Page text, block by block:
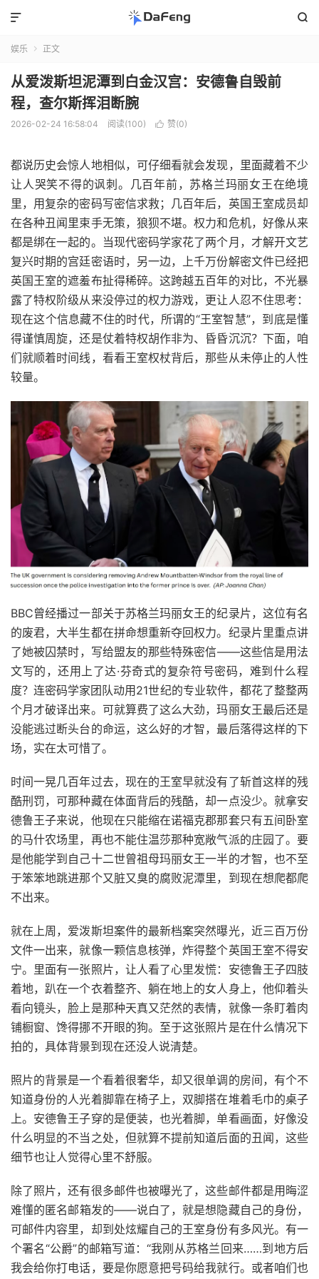


娱乐  正文
从爱泼斯坦泥潭到白金汉宫：安德鲁自毁前
程，查尔斯挥泪断腕
2026-02-24 16:58:04 阅读(100)  赞(0)
都说历史会惊人地相似，可仔细看就会发现，里面藏着不少
让人哭笑不得的讽刺。几百年前，苏格兰玛丽女王在绝境
里，用复杂的密码写密信求救；几百年后，英国王室成员却
在各种丑闻里束手无策，狼狈不堪。权力和危机，好像从来
都是绑在一起的。当现代密码学家花了两个月，才解开文艺
复兴时期的宫廷密语时，另一边，上千万份解密文件已经把
英国王室的遮羞布扯得稀碎。这跨越五百年的对比，不光暴
露了特权阶级从来没停过的权力游戏，更让人忍不住思考：
现在这个信息藏不住的时代，所谓的“王室智慧”，到底是懂
得谨慎周旋，还是仗着特权胡作非为、昏昏沉沉？下面，咱
们就顺着时间线，看看王室权杖背后，那些从未停止的人性
较量。
BBC曾经播过一部关于苏格兰玛丽女王的纪录片，这位有名
的废君，大半生都在拼命想重新夺回权力。纪录片里重点讲
了她被囚禁时，写给盟友的那些特殊密信——这些信是用法
文写的，还用上了达·芬奇式的复杂符号密码，难到什么程
度？连密码学家团队动用21世纪的专业软件，都花了整整两
个月才破译出来。可就算费了这么大劲，玛丽女王最后还是
没能逃过断头台的命运，这么好的才智，最后落得这样的下
场，实在太可惜了。
时间一晃几百年过去，现在的王室早就没有了斩首这样的残
酷刑罚，可那种藏在体面背后的残酷，却一点没少。就拿安
德鲁王子来说，他现在只能缩在诺福克郡那套只有五间卧室
的马什农场里，再也不能住温莎那种宽敞气派的庄园了。要
是他能学到自己十二世曾祖母玛丽女王一半的才智，也不至
于笨笨地跳进那个又脏又臭的腐败泥潭里，到现在想爬都爬
不出来。
就在上周，爱泼斯坦案件的最新档案突然曝光，近三百万份
文件一出来，就像一颗信息核弹，炸得整个英国王室不得安
宁。里面有一张照片，让人看了心里发慌：安德鲁王子四肢
着地，趴在一个衣着整齐、躺在地上的女人身上，他仰着头
看向镜头，脸上是那种天真又茫然的表情，就像一条盯着肉
铺橱窗、馋得挪不开眼的狗。至于这张照片是在什么情况下
拍的，具体背景到现在还没人说清楚。
照片的背景是一个看着很奢华，却又很单调的房间，有个不
知道身份的人光着脚靠在椅子上，双脚搭在堆着毛巾的桌子
上。安德鲁王子穿的是便装，也光着脚，单看画面，好像没
什么明显的不当之处，但就算不提前知道后面的丑闻，这些
细节也让人觉得心里不舒服。
除了照片，还有很多邮件也被曝光了，这些邮件都是用晦涩
难懂的匿名邮箱发的——说白了，就是想隐藏自己的身份，
可邮件内容里，却到处炫耀自己的王室身份有多风光。有一
个署名“公爵”的邮箱写道：“我刚从苏格兰回来……到地方后
我会给你打电话，要是你愿意把号码给我就行。或者咱们也